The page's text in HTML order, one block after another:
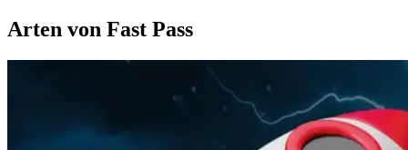
Arten von Fast Pass